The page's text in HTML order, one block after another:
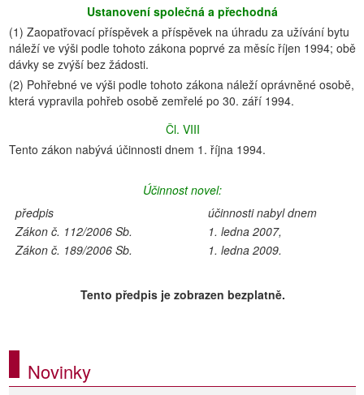
Ustanovení společná a přechodná
(1) Zaopatřovací příspěvek a příspěvek na úhradu za užívání bytu
náleží ve výši podle tohoto zákona poprvé za měsíc říjen 1994; obě
dávky se zvýší bez žádosti.
(2) Pohřebné ve výši podle tohoto zákona náleží oprávněné osobě,
která vypravila pohřeb osobě zemřelé po 30. září 1994.
Čl. VIII
Tento zákon nabývá účinnosti dnem 1. října 1994.
Účinnost novel:
předpis
účinnosti nabyl dnem
Zákon č. 112/2006 Sb.
1. ledna 2007,
Zákon č. 189/2006 Sb.
1. ledna 2009.
Tento předpis je zobrazen bezplatně.
Novinky